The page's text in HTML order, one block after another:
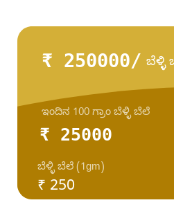
₹ 250000/ ಬೆಳ್ಳಿ
₹ 25000
₹ 250
ಬೆಳ್ಳಿ ಬೆಲೆ (1gm)
ಇಂದಿನ 100 ಗ್ರಾಂ ಬೆಳ್ಳಿ ಬೆಲೆ